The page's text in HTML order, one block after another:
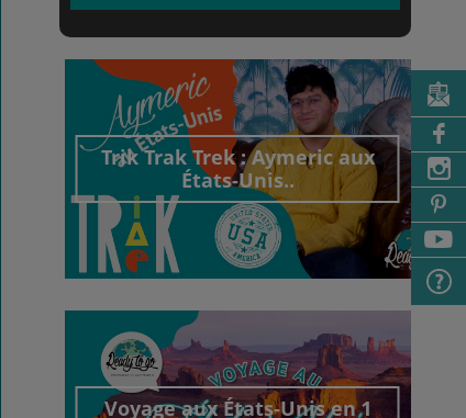
Trik Trak Trek : Aymeric aux
États-Unis..
Découvrir cet interview
Voyage aux États-Unis en 1